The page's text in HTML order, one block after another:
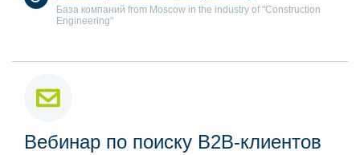
База компаний from Moscow in the industry of "Construction
Engineering"
Вебинар по поиску B2B-клиентов